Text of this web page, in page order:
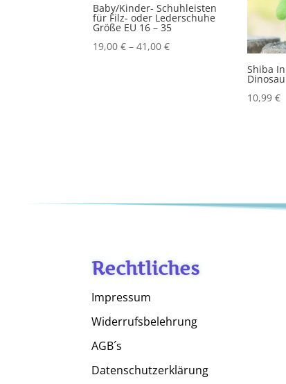
Baby/Kinder- Schuhleisten
für Filz- oder Lederschuhe
Größe EU 16 – 35
19,00€ –41,00€
Shiba
10,99€
Rechtliches
Impressum
Widerrufsbelehrung
AGB´s
Datenschutzerklärung